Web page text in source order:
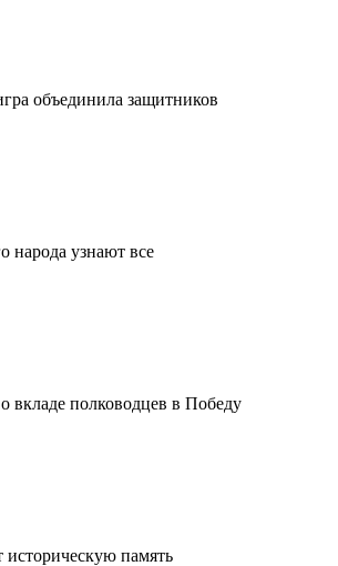
объединила защитников
народа узнают все
вкладе полководцев в Победу
память